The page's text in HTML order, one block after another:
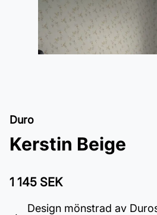
Duro
Kerstin Beige
1 145 SEK
Design mönstrad av